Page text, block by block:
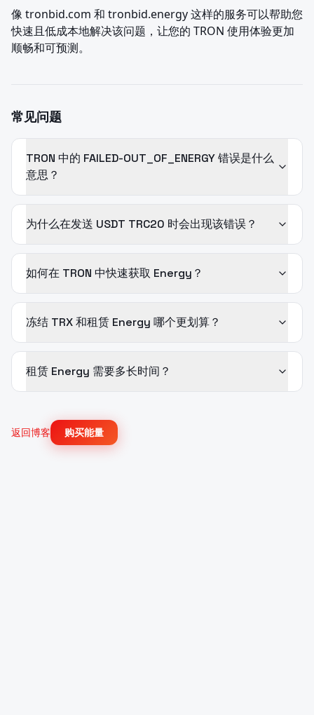
像 tronbid.com 和 tronbid.energy 这样的服务可以帮助您
快速且低成本地解决该问题，让您的 TRON 使用体验更加
顺畅和可预测。
常见问题
TRON 中的 FAILED-OUT_OF_ENERGY 错误是什么
意思？
为什么在发送 USDT TRC20 时会出现该错误？
如何在 TRON 中快速获取 Energy？
冻结 TRX 和租赁 Energy 哪个更划算？
租赁 Energy 需要多长时间？
返回博客 购买能量